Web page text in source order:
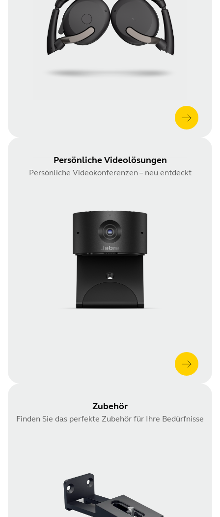
Persönliche Videolösungen
Persönliche Videokonferenzen – neu entdeckt
Zubehör
Finden Sie das perfekte Zubehör für Ihre Bedürfnisse